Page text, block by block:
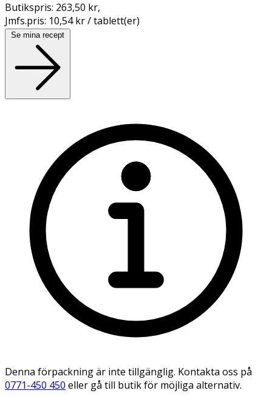
Butikspris: 263,50 kr,
Jmfs.pris: 10,54 kr / tablett(er)
Se mina recept
Denna förpackning är inte tillgänglig. Kontakta oss på
0771-450 450 eller gå till butik för möjliga alternativ.